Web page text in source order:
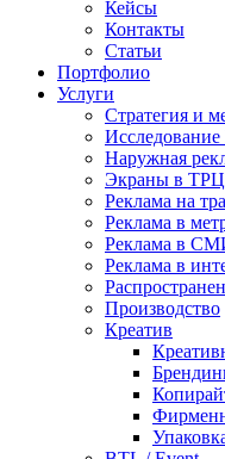
Кейсы
Контакты
Статьи
Портфолио
Услуги
Стратегия и
Наружная
Экраны в ТРЦ
Реклама на
Реклама в
Реклама в
Реклама в
Производство
Креатив